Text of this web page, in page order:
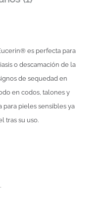
es perfecta para
o descamación de la
de sequedad en
en codos, talones y
para pieles sensibles ya
tras su uso.